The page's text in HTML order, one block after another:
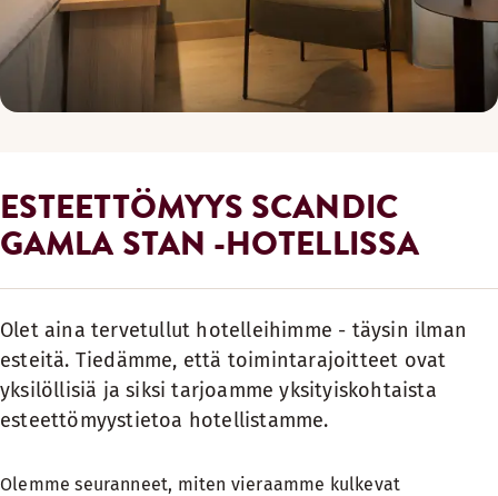
ESTEETTÖMYYS SCANDIC
GAMLA STAN -HOTELLISSA
Olet aina tervetullut hotelleihimme - täysin ilman
esteitä. Tiedämme, että toimintarajoitteet ovat
yksilöllisiä ja siksi tarjoamme yksityiskohtaista
esteettömyystietoa hotellistamme.
Olemme seuranneet, miten vieraamme kulkevat